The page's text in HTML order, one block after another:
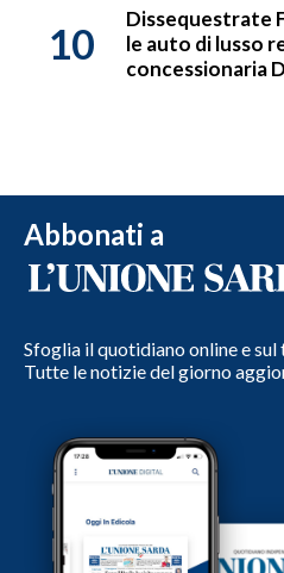
10
Dissequestrate
le auto di lusso
concessionaria
Abbonati a
Sfoglia il quotidiano online e
Tutte le notizie del giorno